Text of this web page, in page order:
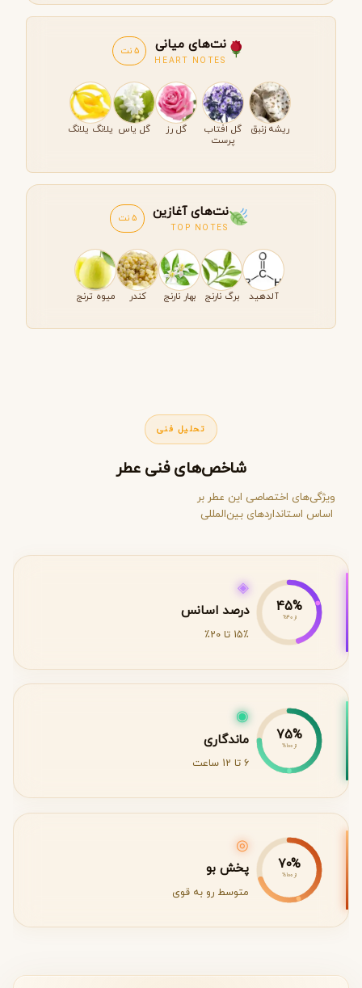
نت‌های میانی
HEART NOTES
5 نت
ریشه زنبق
گل افتاب
پرست
گل رز گل یاس یلانگ یلانگ
نت‌های آغازین
TOP NOTES
5 نت
آلدهید برگ نارنج بهار نارنج کندر میوه ترنج
تحلیل فنی
شاخص‌های فنی عطر
ویژگی‌های اختصاصی این عطر بر
اساس استانداردهای بین‌المللی
45%
از 40%
◈
درصد اسانس
15٪ تا 20٪
75%
از 100%
◉
ماندگاری
6 تا 12 ساعت
70%
از 100%
◎
پخش بو
متوسط رو به قوی